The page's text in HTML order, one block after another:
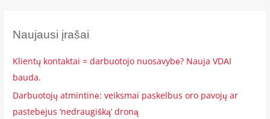
o
i
:
Naujausi įrašai
Klientų kontaktai = darbuotojo nuosavybė? Nauja VDAI
bauda.
Darbuotojų atmintinė: veiksmai paskelbus oro pavojų ar
pastebėjus ‘nedraugišką’ droną